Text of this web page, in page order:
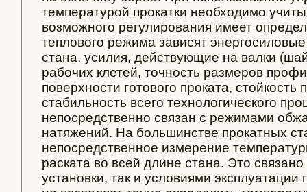
температурой прокатки необходимо
возможного регулирования имеет
теплового режима зависят
стана, усилия, действующие на валки
рабочих клетей, точность размеров
поверхности готового проката, стойкость
стабильность всего технологического
непосредственно связан с режимами
натяжений. На большинстве прокатных
непосредственное измерение
раската во всей длине стана. Это связано
установки, так и условиями эксплуатации